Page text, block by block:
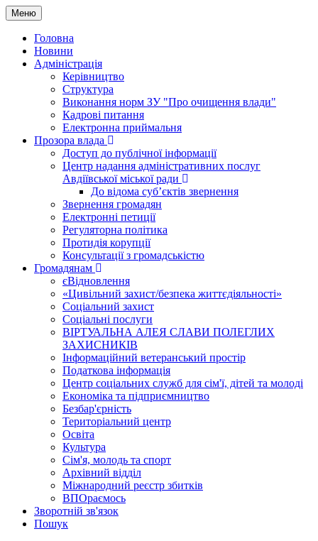
Меню
Головна
Новини
Адміністрація
Керівництво
Структура
Виконання норм ЗУ "Про очищення влади"
Кадрові питання
Електронна приймальня
Прозора влада
Доступ до публічної інформації
Центр надання адміністративних послуг
Авдіївської міської ради
До відома суб’єктів звернення
Звернення громадян
Електронні петиції
Регуляторна політика
Протидія корупції
Консультації з громадськістю
Громадянам
єВідновлення
«Цивільний захист/безпека життєдіяльності»
Соціальний захист
Соціальні послуги
ВІРТУАЛЬНА АЛЕЯ СЛАВИ ПОЛЕГЛИХ
ЗАХИСНИКІВ
Інформаційний ветеранський простір
Податкова інформація
Центр соціальних служб для сім'ї, дітей та молоді
Економіка та підприємництво
Безбар'єрність
Територіальний центр
Освіта
Культура
Сім'я, молодь та спорт
Архівний відділ
Міжнародний реєстр збитків
ВПОраємось
Зворотній зв'язок
Пошук